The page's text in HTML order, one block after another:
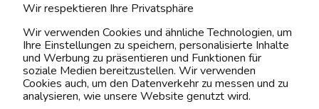
MEIN ACCOUNT
BELIEBTE KATEGORIEN
Wir respektieren Ihre Privatsphäre
Wir verwenden Cookies und ähnliche Technologien, um
Ihre Einstellungen zu speichern, personalisierte Inhalte
und Werbung zu präsentieren und Funktionen für
soziale Medien bereitzustellen. Wir verwenden
Cookies auch, um den Datenverkehr zu messen und zu
analysieren, wie unsere Website genutzt wird.